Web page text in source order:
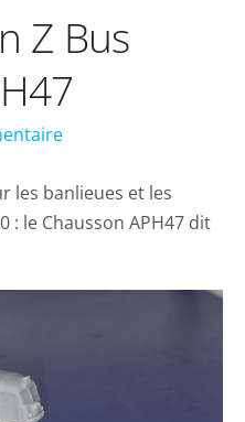
Z Bus
les banlieues et les
: le Chausson APH47 dit